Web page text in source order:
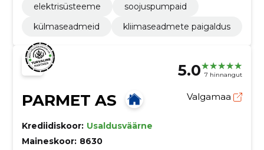
elektrisüsteeme
soojuspumpaid
külmaseadmeid
kliimaseadmete paigaldus
5.0 7 hinnangut
PARMET AS Valgamaa
Krediidiskoor: Usaldusväärne
Maineskoor: 8630